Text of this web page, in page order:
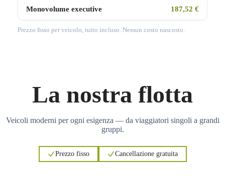
Monovolume executive 187,52 €
Prezzo fisso per veicolo, tutto incluso. Nessun costo nascosto.
La nostra flotta
Veicoli moderni per ogni esigenza — da viaggiatori singoli a grandi
gruppi.
Prezzo fisso Cancellazione gratuita